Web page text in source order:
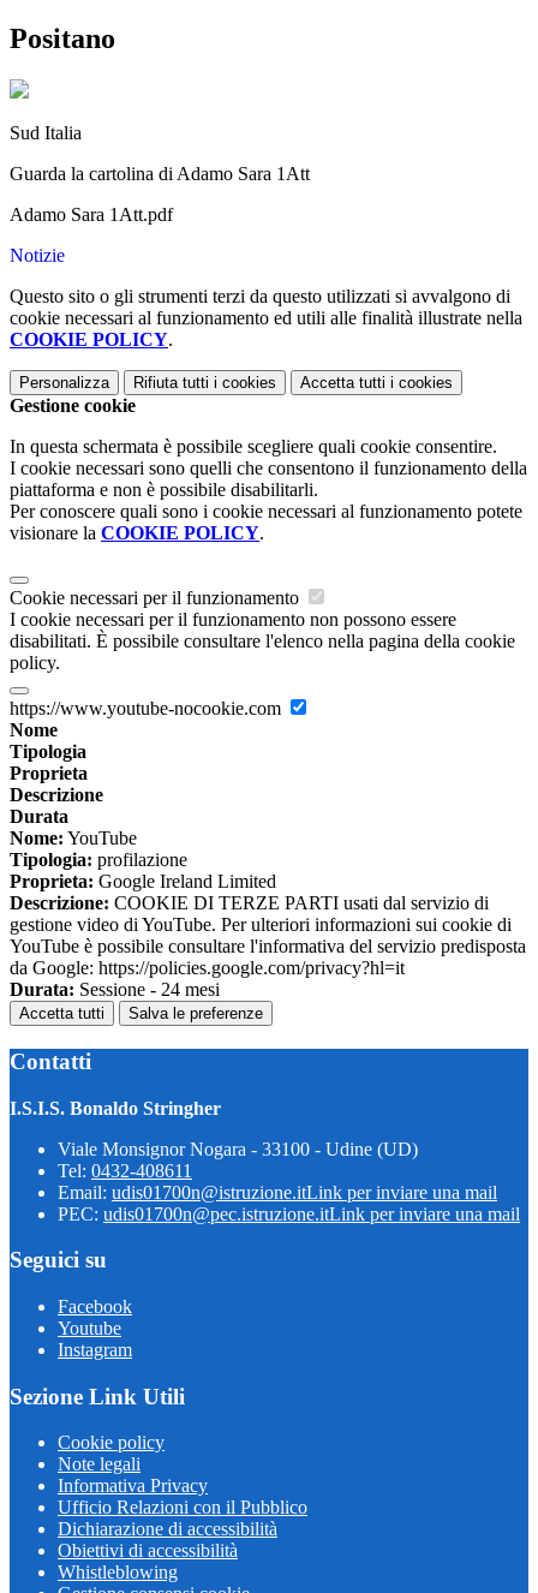
Positano
Sud Italia
Guarda la cartolina di Adamo Sara 1Att
Adamo Sara 1Att.pdf
Notizie
Questo sito o gli strumenti terzi da questo utilizzati si avvalgono di
cookie necessari al funzionamento ed utili alle finalità illustrate nella
COOKIE POLICY.
Personalizza Rifiuta tutti i cookies Accetta tutti i cookies
Gestione cookie
In questa schermata è possibile scegliere quali cookie consentire.
I cookie necessari sono quelli che consentono il funzionamento della
piattaforma e non è possibile disabilitarli.
Per conoscere quali sono i cookie necessari al funzionamento potete
visionare la COOKIE POLICY.
Cookie necessari per il funzionamento
I cookie necessari per il funzionamento non possono essere
disabilitati. È possibile consultare l'elenco nella pagina della cookie
policy.
https://www.youtube-nocookie.com
Nome
Tipologia
Proprieta
Descrizione
Durata
Nome: YouTube
Tipologia: profilazione
Proprieta: Google Ireland Limited
Descrizione: COOKIE DI TERZE PARTI usati dal servizio di
gestione video di YouTube. Per ulteriori informazioni sui cookie di
YouTube è possibile consultare l'informativa del servizio predisposta
da Google: https://policies.google.com/privacy?hl=it
Durata: Sessione - 24 mesi
Accetta tutti Salva le preferenze
Contatti
I.S.I.S. Bonaldo Stringher
Viale Monsignor Nogara - 33100 - Udine (UD)
Tel: 0432-408611
Email: udis01700n@istruzione.itLink per inviare una mail
PEC: udis01700n@pec.istruzione.itLink per inviare una mail
Seguici su
Facebook
Youtube
Instagram
Sezione Link Utili
Cookie policy
Note legali
Informativa Privacy
Ufficio Relazioni con il Pubblico
Dichiarazione di accessibilità
Obiettivi di accessibilità
Whistleblowing